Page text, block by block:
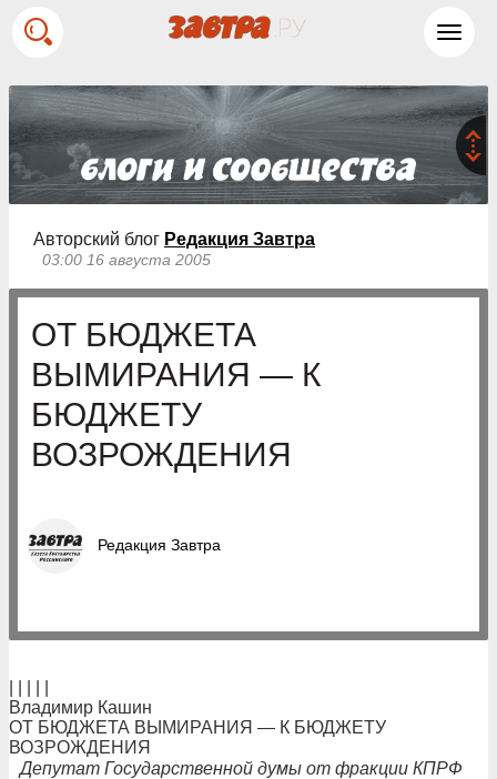
Авторский блог Редакция Завтра
03:00 16 августа 2005
ОТ БЮДЖЕТА
ВЫМИРАНИЯ — К
БЮДЖЕТУ
ВОЗРОЖДЕНИЯ
Редакция Завтра
Владимир Кашин
ОТ БЮДЖЕТА ВЫМИРАНИЯ — К БЮДЖЕТУ
ВОЗРОЖДЕНИЯ
Депутат Государственной думы от фракции КПРФ